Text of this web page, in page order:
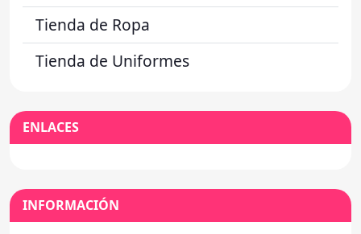
Tienda de Ropa
Tienda de Uniformes
ENLACES
INFORMACIÓN